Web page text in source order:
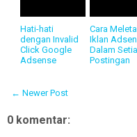
Hati-hati
dengan Invalid
Click Google
Adsense
Cara
Iklan
Dalam
Postingan
← Newer Post
0 komentar: